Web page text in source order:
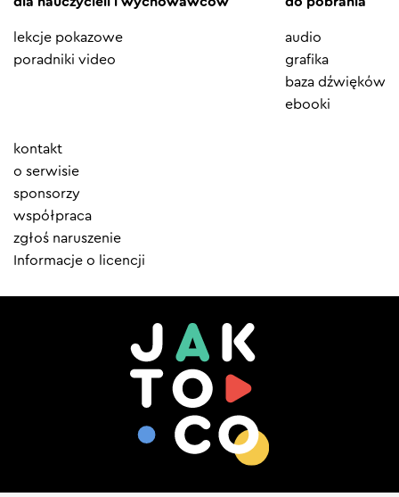
lekcje pokazowe
poradniki video
audio
grafika
baza dźwięków
ebooki
Element
menu
kontakt
o serwisie
sponsorzy
współpraca
zgłoś naruszenie
Informacje o licencji